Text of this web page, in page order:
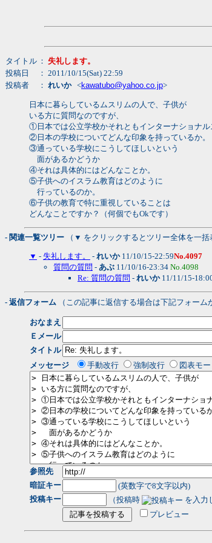
タイトル ： 失礼します。
投稿日
： 2011/10/15(Sat) 22:59
投稿者
： れいか<kawatubo@yahoo.co.jp>
日本に暮らしているムスリムの人で、子供が
いる方に質問なのですが、
①日本では公立学校かそれともインターナショナ
②日本の学校についてどんな印象を持っているか。
③通っている学校にこうしてほしいという
面があるかどうか
④それは具体的にはどんなことか。
⑤子供へのイスラム教育はどのように
行っているのか。
⑥子供の教育で特に重視していることは
どんなことですか？（何個でもOkです）
- 関連一覧ツリー （▼ をクリックするとツリー全体を一括
▼ - 失礼します。 - れいか11/10/15-22:59No.4097
質問の質問 - あぶ 11/10/16-23:34 No.4098
Re: 質問の質問 - れいか11/11/15-
- 返信フォーム （この記事に返信する場合は下記フォーム
おなまえ
Ｅメール
タイトル
メッセージ
手動改行 強制改行 図表モー
参照先
暗証キー
(英数字で8文字以内)
投稿キー
（投稿時
を入力
プレビュー